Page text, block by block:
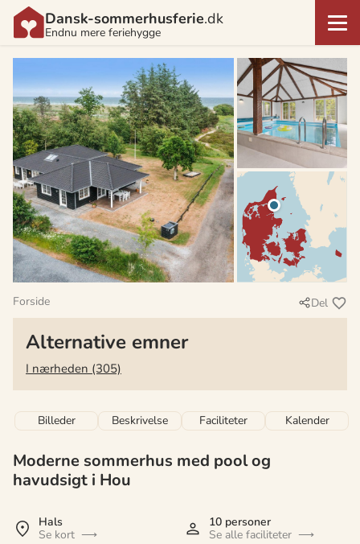
Dansk-sommerhusferie.dk
Endnu mere feriehygge
Forside Del
Alternative emner
I nærheden (305)
Billeder Beskrivelse Faciliteter Kalender
Moderne sommerhus med pool og
havudsigt i Hou
Hals
Se kort
10 personer
Se alle faciliteter